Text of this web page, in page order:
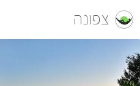
צפונה